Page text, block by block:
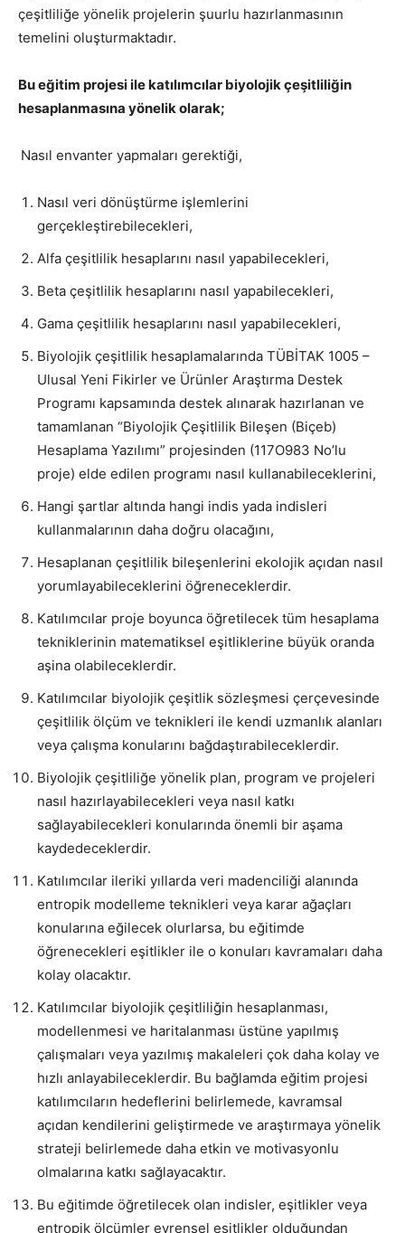
çeşitliliğe yönelik projelerin şuurlu hazırlanmasının
temelini oluşturmaktadır.
Bu eğitim projesi ile katılımcılar biyolojik çeşitliliğin
hesaplanmasına yönelik olarak;
Nasıl envanter yapmaları gerektiği,
Nasıl veri dönüştürme işlemlerini
gerçekleştirebilecekleri,
Alfa çeşitlilik hesaplarını nasıl yapabilecekleri,
Beta çeşitlilik hesaplarını nasıl yapabilecekleri,
Gama çeşitlilik hesaplarını nasıl yapabilecekleri,
Biyolojik çeşitlilik hesaplamalarında TÜBİTAK 1005 –
Ulusal Yeni Fikirler ve Ürünler Araştırma Destek
Programı kapsamında destek alınarak hazırlanan ve
tamamlanan “Biyolojik Çeşitlilik Bileşen (Biçeb)
Hesaplama Yazılımı” projesinden (117O983 No’lu
proje) elde edilen programı nasıl kullanabileceklerini,
Hangi şartlar altında hangi indis yada indisleri
kullanmalarının daha doğru olacağını,
Hesaplanan çeşitlilik bileşenlerini ekolojik açıdan nasıl
yorumlayabileceklerini öğreneceklerdir.
Katılımcılar proje boyunca öğretilecek tüm hesaplama
tekniklerinin matematiksel eşitliklerine büyük oranda
aşina olabileceklerdir.
Katılımcılar biyolojik çeşitlik sözleşmesi çerçevesinde
çeşitlilik ölçüm ve teknikleri ile kendi uzmanlık alanları
veya çalışma konularını bağdaştırabileceklerdir.
Biyolojik çeşitliliğe yönelik plan, program ve projeleri
nasıl hazırlayabilecekleri veya nasıl katkı
sağlayabilecekleri konularında önemli bir aşama
kaydedeceklerdir.
Katılımcılar ileriki yıllarda veri madenciliği alanında
entropik modelleme teknikleri veya karar ağaçları
konularına eğilecek olurlarsa, bu eğitimde
öğrenecekleri eşitlikler ile o konuları kavramaları daha
kolay olacaktır.
Katılımcılar biyolojik çeşitliliğin hesaplanması,
modellenmesi ve haritalanması üstüne yapılmış
çalışmaları veya yazılmış makaleleri çok daha kolay ve
hızlı anlayabileceklerdir. Bu bağlamda eğitim projesi
katılımcıların hedeflerini belirlemede, kavramsal
açıdan kendilerini geliştirmede ve araştırmaya yönelik
strateji belirlemede daha etkin ve motivasyonlu
olmalarına katkı sağlayacaktır.
Bu eğitimde öğretilecek olan indisler, eşitlikler veya
entropik ölçümler evrensel eşitlikler olduğundan